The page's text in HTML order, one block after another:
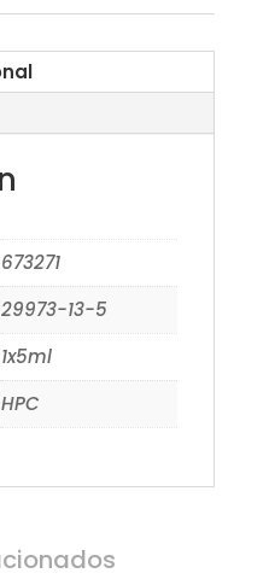
673271
29973-13-5
1x5ml
HPC